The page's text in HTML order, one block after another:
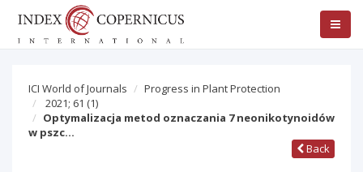
ICI World of Journals
Progress in Plant Protection
2021; 61 (1)
Optymalizacja metod oznaczania 7 neonikotynoidów
w pszc…
Back